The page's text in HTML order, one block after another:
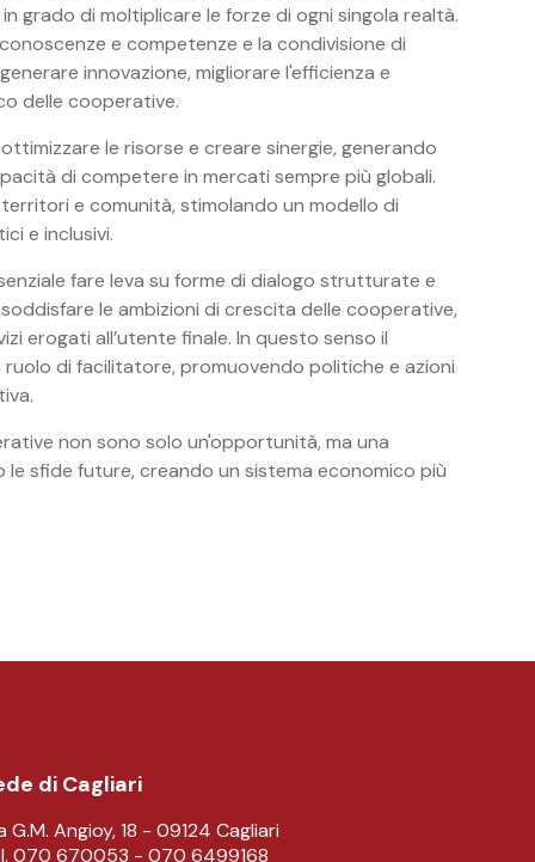
grado di moltiplicare le forze di ogni singola realtà.
e competenze e la condivisione di
innovazione, migliorare l'efficienza e
delle cooperative.
le risorse e creare sinergie, generando
di competere in mercati sempre più globali.
e comunità, stimolando un modello di
e inclusivi.
fare leva su forme di dialogo strutturate e
le ambizioni di crescita delle cooperative,
erogati all’utente finale. In questo senso il
ruolo di facilitatore, promuovendo politiche e azioni
non sono solo un'opportunità, ma una
sfide future, creando un sistema economico più
di Cagliari
G.M. Angioy, 18 - 09124 Cagliari
070 670053 - 070 6499168